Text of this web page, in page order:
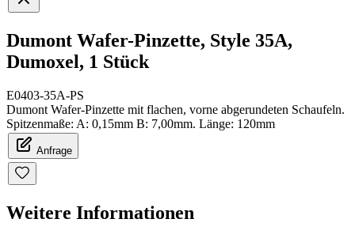
Dumont Wafer-Pinzette, Style 35A,
Dumoxel, 1 Stück
E0403-35A-PS
Dumont Wafer-Pinzette mit flachen, vorne abgerundeten Schaufeln.
Spitzenmaße: A: 0,15mm B: 7,00mm. Länge: 120mm
Anfrage
Weitere Informationen